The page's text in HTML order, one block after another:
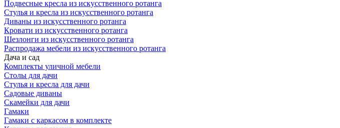
Подвесные кресла из искусственного ротанга
Стулья и кресла из искусственного ротанга
Диваны из искусственного ротанга
Кровати из искусственного ротанга
Шезлонги из искусственного ротанга
Распродажа мебели из искусственного ротанга
Дача и сад
Комплекты уличной мебели
Столы для дачи
Стулья и кресла для дачи
Садовые диваны
Скамейки для дачи
Гамаки
Гамаки с каркасом в комплекте